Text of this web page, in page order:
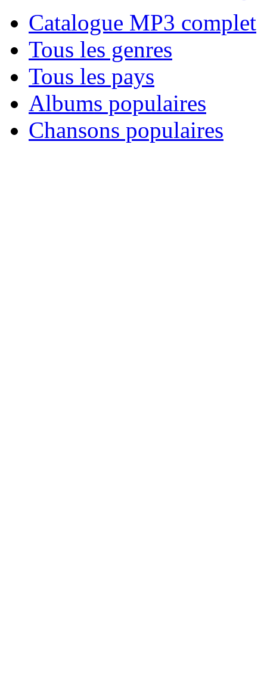
Catalogue MP3 complet
Tous les genres
Tous les pays
Albums populaires
Chansons populaires